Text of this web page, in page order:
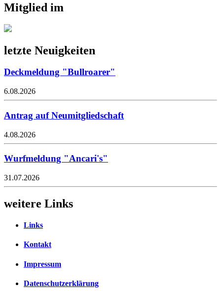
Mitglied im
letzte Neuigkeiten
Deckmeldung "Bullroarer"
6.08.2026
Antrag auf Neumitgliedschaft
4.08.2026
Wurfmeldung "Ancari's"
31.07.2026
weitere Links
Links
Kontakt
Impressum
Datenschutzerklärung